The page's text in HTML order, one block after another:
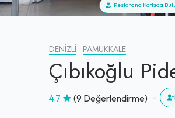
Restorana Katkıda
DENIZLI PAMUKKALE
Çıbıkoğlu
4.7 (9 Değerlendirme)